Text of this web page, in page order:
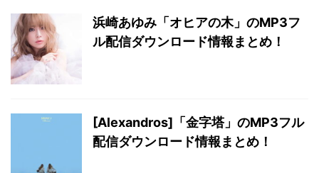
浜崎あゆみ「オヒアの木」のMP3フ
ル配信ダウンロード情報まとめ！
[Alexandros]「金字塔」のMP3フル
配信ダウンロード情報まとめ！